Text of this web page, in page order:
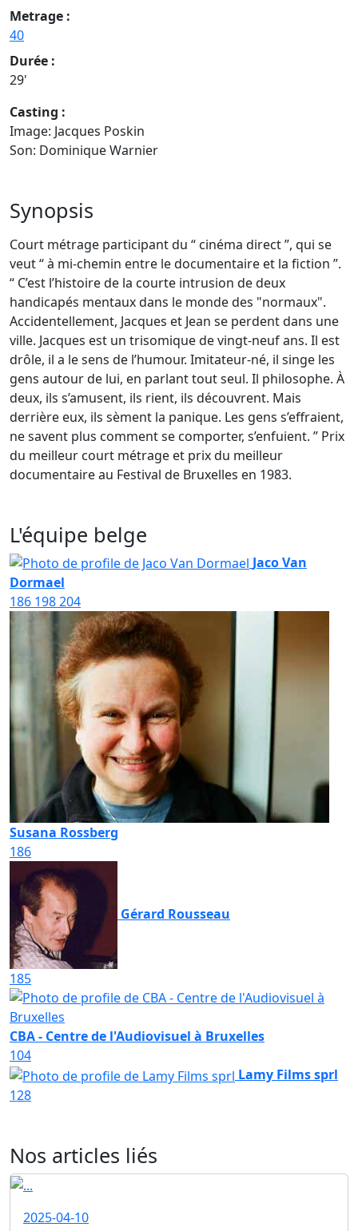
Metrage :
40
Durée :
29'
Casting :
Image: Jacques Poskin
Son: Dominique Warnier
Synopsis
Court métrage participant du “ cinéma direct ”, qui se
veut “ à mi-chemin entre le documentaire et la fiction ”.
“ C’est l’histoire de la courte intrusion de deux
handicapés mentaux dans le monde des "normaux".
Accidentellement, Jacques et Jean se perdent dans une
ville. Jacques est un trisomique de vingt-neuf ans. Il est
drôle, il a le sens de l’humour. Imitateur-né, il singe les
gens autour de lui, en parlant tout seul. Il philosophe. À
deux, ils s’amusent, ils rient, ils découvrent. Mais
derrière eux, ils sèment la panique. Les gens s’effraient,
ne savent plus comment se comporter, s’enfuient. ” Prix
du meilleur court métrage et prix du meilleur
documentaire au Festival de Bruxelles en 1983.
L'équipe belge
Jaco Van
Dormael
186 198204
Susana Rossberg
186
Gérard Rousseau
185
CBA - Centre de l'Audiovisuel à Bruxelles
104
Lamy Films sprl
128
Nos articles liés
2025-04-10